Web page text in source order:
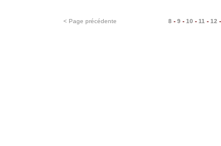
< Page précédente 8 - 9 - 10 - 11 - 12 -